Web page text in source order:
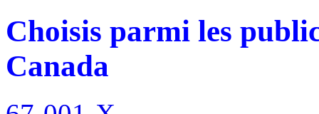
Choisis parmi les
Canada